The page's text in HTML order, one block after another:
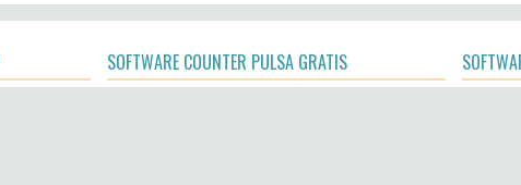
SOFTWARE COUNTER PULSA GRATIS